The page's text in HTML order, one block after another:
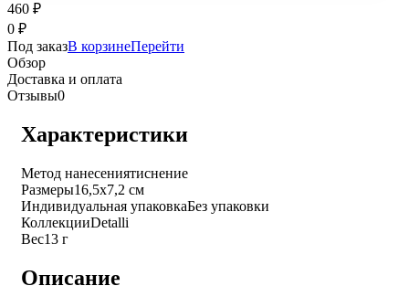
460 ₽
0 ₽
Под заказВ корзинеПерейти
Обзор
Доставка и оплата
Отзывы0
Характеристики
Метод нанесениятиснение
Размеры16,5х7,2 см
Индивидуальная упаковкаБез упаковки
КоллекцииDetalli
Вес13 г
Описание